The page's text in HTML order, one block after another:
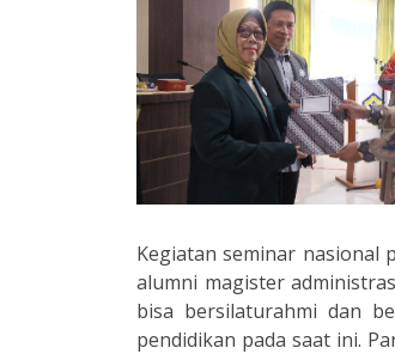
Kegiatan seminar nasional
alumni magister
bisa bersilaturahmi dan
pendidikan pada saat ini.